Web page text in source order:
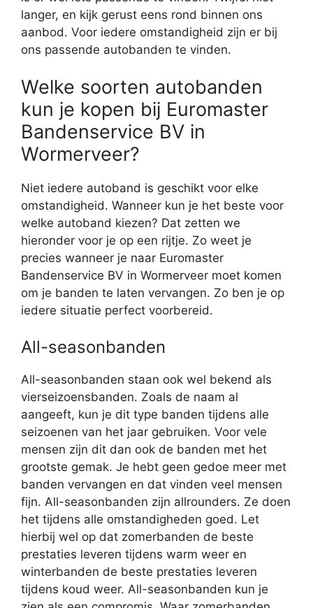
langer, en kijk gerust eens rond binnen ons
aanbod. Voor iedere omstandigheid zijn er bij
ons passende autobanden te vinden.
Welke soorten autobanden
kun je kopen bij Euromaster
Bandenservice BV in
Wormerveer?
Niet iedere autoband is geschikt voor elke
omstandigheid. Wanneer kun je het beste voor
welke autoband kiezen? Dat zetten we
hieronder voor je op een rijtje. Zo weet je
precies wanneer je naar Euromaster
Bandenservice BV in Wormerveer moet komen
om je banden te laten vervangen. Zo ben je op
iedere situatie perfect voorbereid.
All-seasonbanden
All-seasonbanden staan ook wel bekend als
vierseizoensbanden. Zoals de naam al
aangeeft, kun je dit type banden tijdens alle
seizoenen van het jaar gebruiken. Voor vele
mensen zijn dit dan ook de banden met het
grootste gemak. Je hebt geen gedoe meer met
banden vervangen en dat vinden veel mensen
fijn. All-seasonbanden zijn allrounders. Ze doen
het tijdens alle omstandigheden goed. Let
hierbij wel op dat zomerbanden de beste
prestaties leveren tijdens warm weer en
winterbanden de beste prestaties leveren
tijdens koud weer. All-seasonbanden kun je